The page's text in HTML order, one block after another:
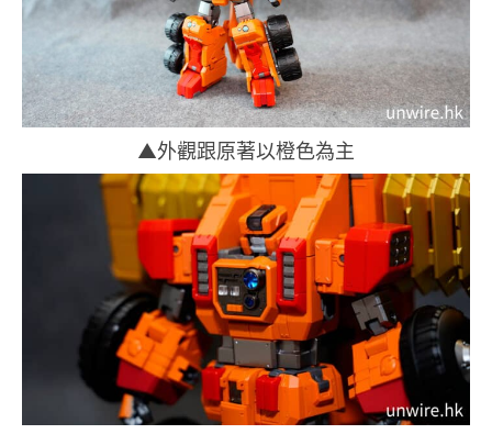
▲外觀跟原著以橙色為主